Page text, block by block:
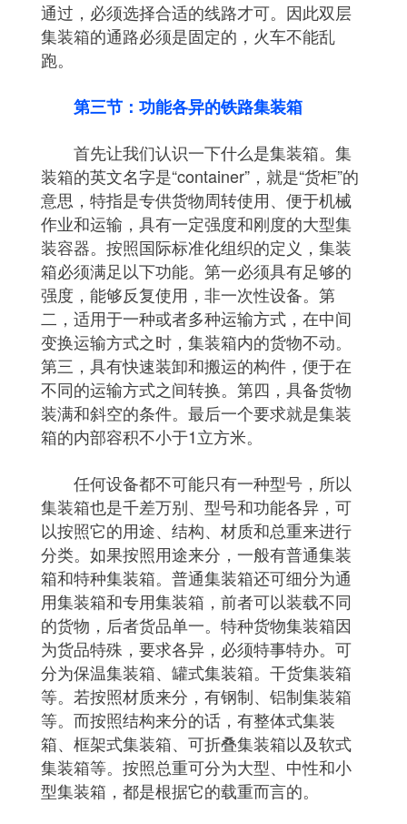
通过，必须选择合适的线路才可。因此双层
集装箱的通路必须是固定的，火车不能乱
跑。
第三节：功能各异的铁路集装箱
首先让我们认识一下什么是集装箱。集
装箱的英文名字是“container”，就是“货柜”的
意思，特指是专供货物周转使用、便于机械
作业和运输，具有一定强度和刚度的大型集
装容器。按照国际标准化组织的定义，集装
箱必须满足以下功能。第一必须具有足够的
强度，能够反复使用，非一次性设备。第
二，适用于一种或者多种运输方式，在中间
变换运输方式之时，集装箱内的货物不动。
第三，具有快速装卸和搬运的构件，便于在
不同的运输方式之间转换。第四，具备货物
装满和斜空的条件。最后一个要求就是集装
箱的内部容积不小于1立方米。
任何设备都不可能只有一种型号，所以
集装箱也是千差万别、型号和功能各异，可
以按照它的用途、结构、材质和总重来进行
分类。如果按照用途来分，一般有普通集装
箱和特种集装箱。普通集装箱还可细分为通
用集装箱和专用集装箱，前者可以装载不同
的货物，后者货品单一。特种货物集装箱因
为货品特殊，要求各异，必须特事特办。可
分为保温集装箱、罐式集装箱。干货集装箱
等。若按照材质来分，有钢制、铝制集装箱
等。而按照结构来分的话，有整体式集装
箱、框架式集装箱、可折叠集装箱以及软式
集装箱等。按照总重可分为大型、中性和小
型集装箱，都是根据它的载重而言的。